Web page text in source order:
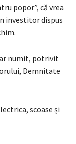
popor”, că vrea
investitor dispus
numit, potrivit
Demnitate
scoase și